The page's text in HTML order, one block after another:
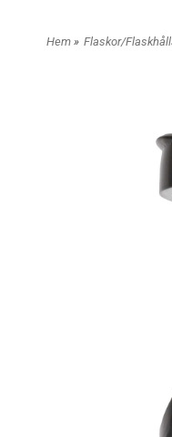
Hem » Flaskor/